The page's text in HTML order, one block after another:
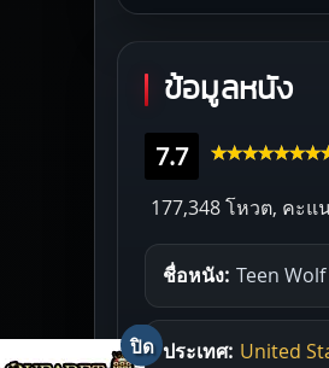
ข้อมูลหนัง
7.7
177,348 โหวต, คะแ
ชื่อหนัง: Teen
ประเทศ: United